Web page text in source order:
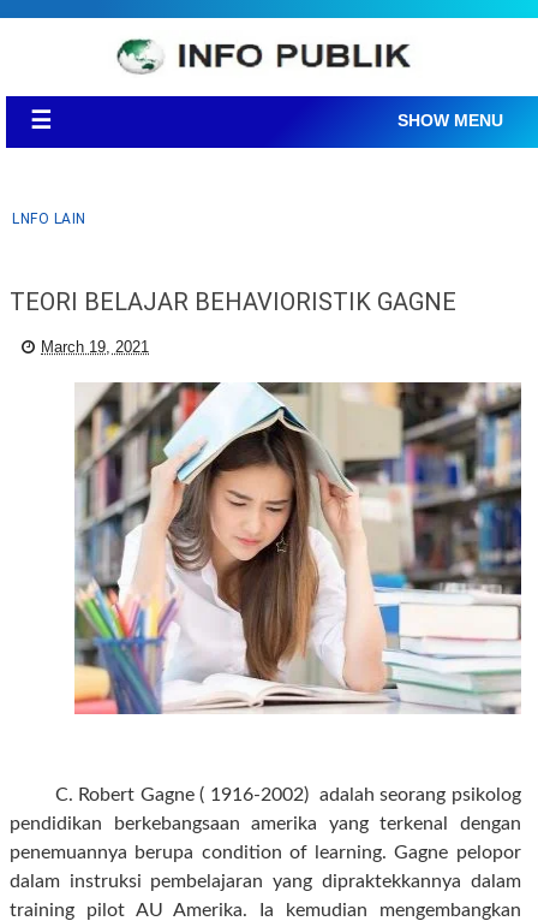
☰ SHOW MENU
LNFO LAIN
TEORI BELAJAR BEHAVIORISTIK GAGNE
March 19, 2021
C. Robert Gagne ( 1916-2002) adalah seorang psikolog
pendidikan berkebangsaan amerika yang terkenal dengan
penemuannya berupa condition of learning.Gagne pelopor
dalam instruksi pembelajaran yang dipraktekkannya dalam
training pilot AU Amerika. Ia kemudian mengembangkan